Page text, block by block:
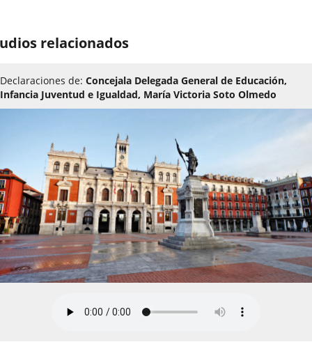
relacionados
Declaraciones de: Concejala Delegada General de Educación,
Infancia Juventud e Igualdad, María Victoria Soto Olmedo